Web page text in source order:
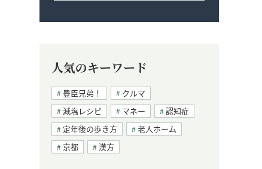
人気のキーワード
豊臣兄弟！
クルマ
減塩レシピ
マネー
認知症
定年後の歩き方
老人ホーム
京都
漢方